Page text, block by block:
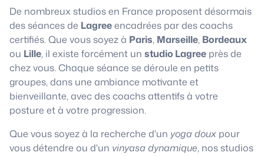
De nombreux studios en France proposent désormais
des séances de Lagreeencadrées par des coachs
certifiés. Que vous soyez à Paris, Marseille, Bordeaux
ou Lille, il existe forcément un studio Lagree près de
chez vous. Chaque séance se déroule en petits
groupes, dans une ambiance motivante et
bienveillante, avec des coachs attentifs à votre
posture et à votre progression.
Que vous soyez à la recherche d'un yoga doux pour
vous détendre ou d'un vinyasa dynamique, nos studios